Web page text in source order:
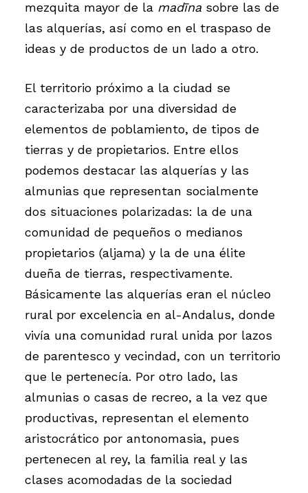
mezquita mayor de la madīnasobre las de
las alquerías, así como en el traspaso de
ideas y de productos de un lado a otro.
El territorio próximo a la ciudad se
caracterizaba por una diversidad de
elementos de poblamiento, de tipos de
tierras y de propietarios. Entre ellos
podemos destacar las alquerías y las
almunias que representan socialmente
dos situaciones polarizadas: la de una
comunidad de pequeños o medianos
propietarios (aljama) y la de una élite
dueña de tierras, respectivamente.
Básicamente las alquerías eran el núcleo
rural por excelencia en al-Andalus, donde
vivía una comunidad rural unida por lazos
de parentesco y vecindad, con un territorio
que le pertenecía. Por otro lado, las
almunias o casas de recreo, a la vez que
productivas, representan el elemento
aristocrático por antonomasia, pues
pertenecen al rey, la familia real y las
clases acomodadas de la sociedad